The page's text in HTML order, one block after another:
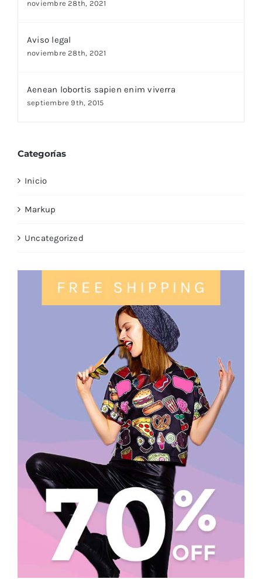
noviembre 28th, 2021
Aviso legal
noviembre 28th, 2021
Aenean lobortis sapien enim viverra
septiembre 9th, 2015
Categorías
Inicio
Markup
Uncategorized